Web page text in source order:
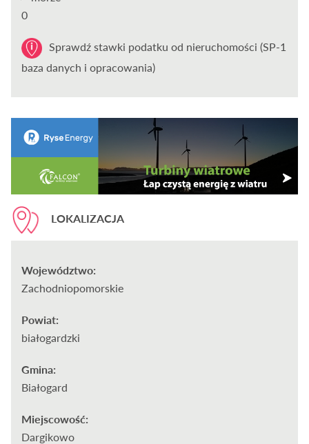
0
Sprawdź stawki podatku od nieruchomości (SP-1
baza danych i opracowania)
LOKALIZACJA
Województwo:
Zachodniopomorskie
Powiat:
białogardzki
Gmina:
Białogard
Miejscowość:
Dargikowo